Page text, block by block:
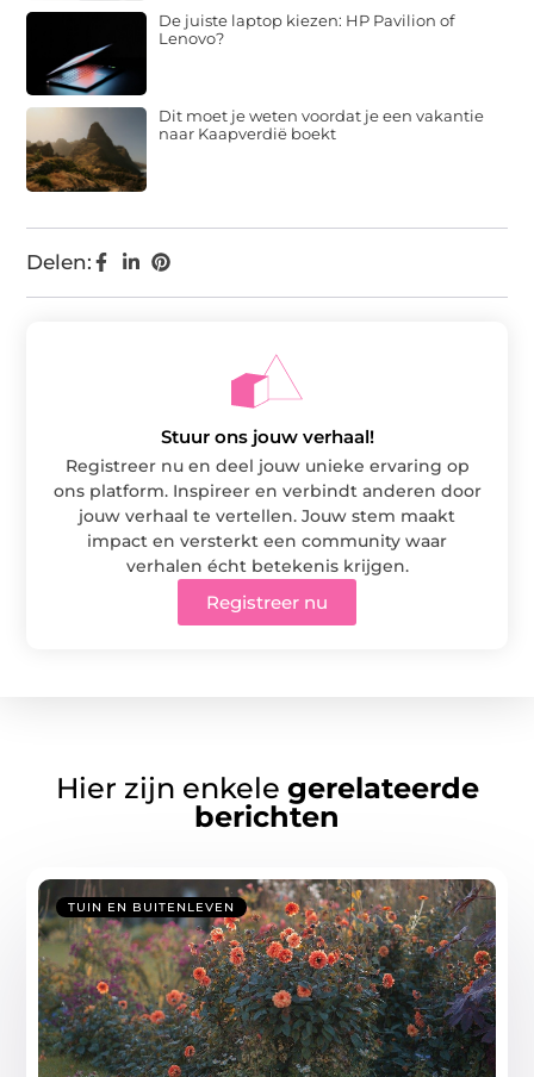
Delen:
De juiste laptop kiezen: HP Pavilion of
Lenovo?
Dit moet je weten voordat je een vakantie
naar Kaapverdië boekt
Stuur ons jouw verhaal!
Registreer nu en deel jouw unieke ervaring op
ons platform. Inspireer en verbindt anderen door
jouw verhaal te vertellen. Jouw stem maakt
impact en versterkt een community waar
verhalen écht betekenis krijgen.
Registreer nu
Hier zijn enkele gerelateerde
berichten
TUIN EN BUITENLEVEN